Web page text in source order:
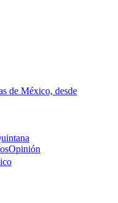
de México, desde
Opinión